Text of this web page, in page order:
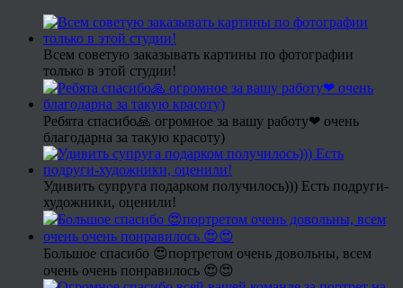
Всем советую заказывать картины по фотографии
только в этой студии!
Ребята спасибо🙏 огромное за вашу работу❤ очень
благодарна за такую красоту)
Удивить супруга подарком получилось))) Есть подруги-
художники, оценили!
Большое спасибо 😍портретом очень довольны, всем
очень очень понравилось 😍😍